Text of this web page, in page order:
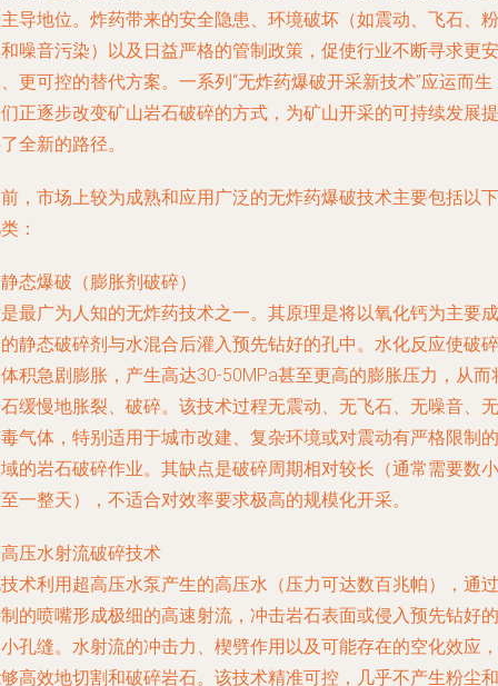
导地位。炸药带来的安全隐患、环境破坏（如震动、飞石、粉
噪音污染）以及日益严格的管制政策，促使行业不断寻求更安
更可控的替代方案。一系列“无炸药爆破开采新技术”应运而生
正逐步改变矿山岩石破碎的方式，为矿山开采的可持续发展提
全新的路径。
，市场上较为成熟和应用广泛的无炸药爆破技术主要包括以下
：
态爆破（膨胀剂破碎）
最广为人知的无炸药技术之一。其原理是将以氧化钙为主要成
静态破碎剂与水混合后灌入预先钻好的孔中。水化反应使破碎
积急剧膨胀，产生高达30-50MPa甚至更高的膨胀压力，从而
缓慢地胀裂、破碎。该技术过程无震动、无飞石、无噪音、无
气体，特别适用于城市改建、复杂环境或对震动有严格限制的
的岩石破碎作业。其缺点是破碎周期相对较长（通常需要数小
一整天），不适合对效率要求极高的规模化开采。
压水射流破碎技术
术利用超高压水泵产生的高压水（压力可达数百兆帕），通过
的喷嘴形成极细的高速射流，冲击岩石表面或侵入预先钻好的
孔缝。水射流的冲击力、楔劈作用以及可能存在的空化效应，
高效地切割和破碎岩石。该技术精准可控，几乎不产生粉尘和